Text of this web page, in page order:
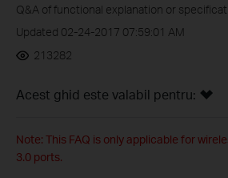
Q&A of functional explanation or
Updated 02-24-2017 07:59:01 AM
213282
Acest ghid este valabil pentru:
Note: This FAQ is only applicable for
3.0 ports.